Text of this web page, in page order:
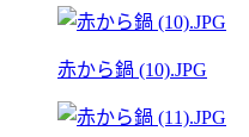
赤から鍋 (10).JPG